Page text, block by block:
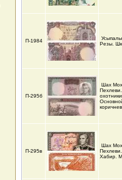
П-1984
Резы.
П-295б
Шах
П-295в
Шах
Хабир.